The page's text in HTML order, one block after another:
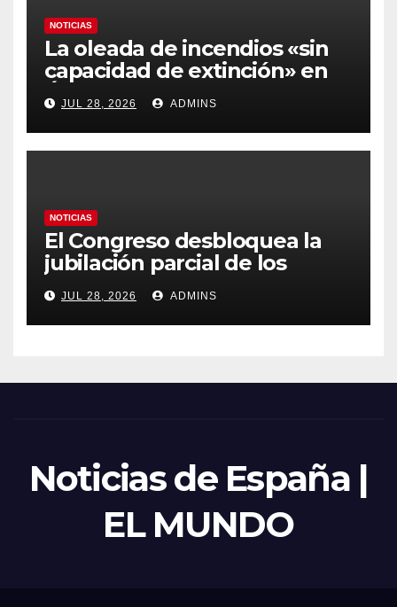
NOTICIAS
La oleada de incendios «sin
capacidad de extinción» en
Ávila y al oeste de Madrid
obliga a declarar la
emergencia nacional
JUL 28, 2026 ADMINS
NOTICIAS
El Congreso desbloquea la
jubilación parcial de los
trabajadores laborales del
sector público
JUL 28, 2026 ADMINS
Noticias de España |
EL MUNDO